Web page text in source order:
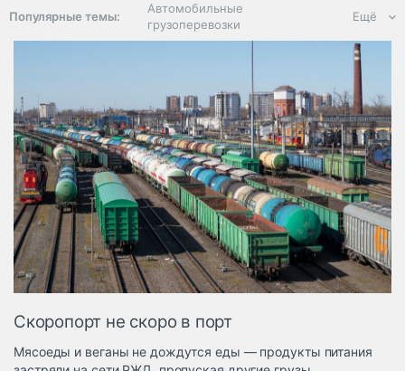
Популярные темы:
Автомобильные
грузоперевозки
ЭДО, ИТ в
логистике
Дороги,
инфраструктура
Логистика, грузы
Негабаритные и
опасные грузы
Безопасность и
страхование
Таможня и ВЭД
Склады и
Ещё
Скоропорт не скоро в порт
Мясоеды и веганы не дождутся еды — продукты питания